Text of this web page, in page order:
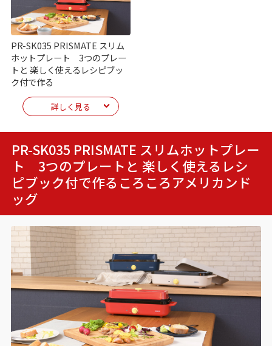
PR-SK035 PRISMATE スリム
ホットプレート 3つのプレー
トと 楽しく使えるレシピブッ
ク付で作る
詳しく見る
PR-SK035 PRISMATE スリムホットプレー
ト 3つのプレートと 楽しく使えるレシ
ピブック付で作るころころアメリカンド
ッグ